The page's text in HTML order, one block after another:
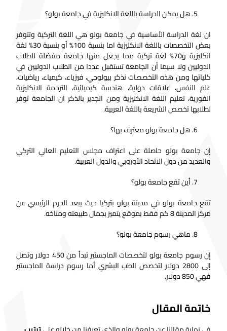
هل يمكن الدراسة باللغة الانكليزية في جامعة بولو؟
ان لغة الدراسة الأساسية في جامعة بولو هي اللغة التركية وتتوفر
بعض التخصصات باللغة الانكليزية اما بنسبة 100% أو بنسبة 30% لغة
انكليزية و70% لغة تركية مما يجعل منها جامعة مفضلة للطلاب
الدوليين ولا سيما أن الجامعة تستقبل عددا من الطلاب الدوليين في
كلياتها ومن هذه التخصصات نذكر بيولوجي، فيزياء، كيمياء، رياضيات،
علم النفس، علاقات دولية، هندسة كيميائية، الترجمة الانكليزية
الفورية، تعليم اللغة الانكليزية ومن الجدير بالذكر ان الجامعة توفر
لطلابها تخصص الشريعة باللغة العربية.
هل جامعة بولو معترف بها؟
إن جامعة بولو حاصلة على اعتراف مجلس التعليم العالي التركي
والعديد من دول الاتحاد الأوروبي والدول العربية.
أين تقع جامعة بولو؟
تقع جامعة بولو في مدينة بولو بتركيا حيث يبعد الحرم الرئيسي عن
مركز المدينة 8 كم فقط بموقع يتميز بجمال طبيعته ومناخه.
ماهي رسوم جامعة بولو؟
إن رسوم جامعة بولو لتخصصات الماجستير تبدأ من 450 دولار وتصل
إلى 2800 دولار لتخصص الطب البشري أما رسوم دراسة الماجستير
فهي 850 دولار.
خاتمة المقال